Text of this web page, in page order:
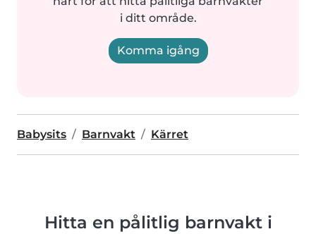
i ditt område.
Komma igång
Babysits Barnvakt Kärret
Hitta en pålitlig barnvakt i